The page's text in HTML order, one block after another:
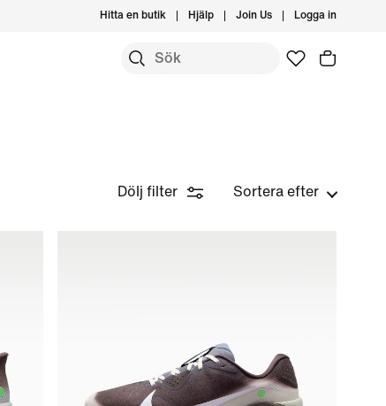
Hitta en butik Hjälp Join Us Logga in
Dölj filter Sortera efter